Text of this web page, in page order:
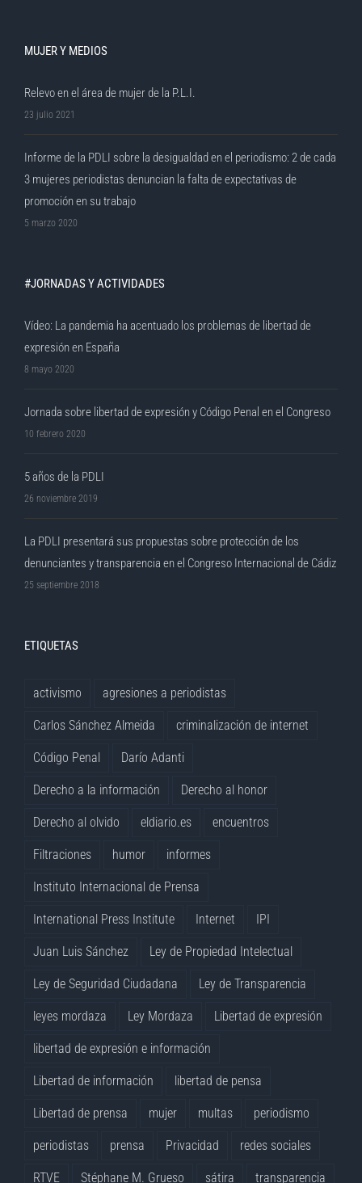
MUJER Y MEDIOS
Relevo en el área de mujer de la P.L.I.
23 julio 2021
Informe de la PDLI sobre la desigualdad en el periodismo: 2 de cada
3 mujeres periodistas denuncian la falta de expectativas de
promoción en su trabajo
5 marzo 2020
#JORNADAS Y ACTIVIDADES
Vídeo: La pandemia ha acentuado los problemas de libertad de
expresión en España
8 mayo 2020
Jornada sobre libertad de expresión y Código Penal en el Congreso
10 febrero 2020
5 años de la PDLI
26 noviembre 2019
La PDLI presentará sus propuestas sobre protección de los
denunciantes y transparencia en el Congreso Internacional de Cádiz
25 septiembre 2018
ETIQUETAS
activismo agresiones a periodistas
Carlos Sánchez Almeida criminalización de internet
Código Penal Darío Adanti
Derecho a la información Derecho al honor
Derecho al olvido eldiario.es encuentros
Filtraciones humor informes
Instituto Internacional de Prensa
International Press Institute Internet IPI
Juan Luis Sánchez Ley de Propiedad Intelectual
Ley de Seguridad Ciudadana Ley de Transparencia
leyes mordaza Ley Mordaza Libertad de expresión
libertad de expresión e información
Libertad de información libertad de pensa
Libertad de prensa mujer multas periodismo
periodistas prensa Privacidad redes sociales
RTVE Stéphane M. Grueso sátira transparencia